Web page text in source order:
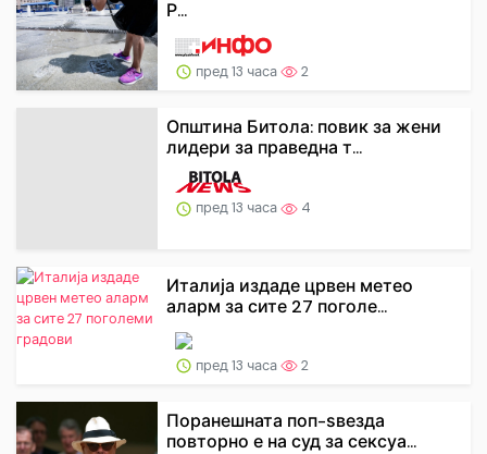
Р...
пред 13 часа 2
Општина Битола: повик за жени
лидери за праведна т...
пред 13 часа 4
Италија издаде црвен метео
аларм за сите 27 поголе...
пред 13 часа 2
Поранешната поп-ѕвезда
повторно е на суд за сексуа...